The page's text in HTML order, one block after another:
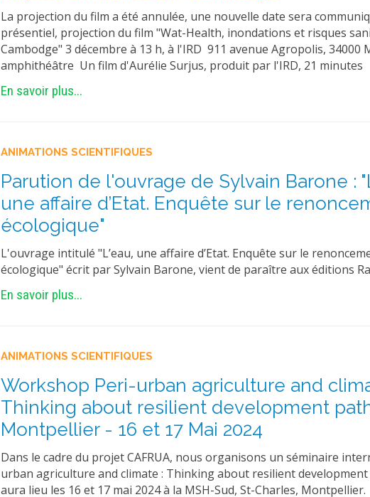
La projection du film a été annulée, une nouvelle date sera
présentiel, projection du film "Wat-Health, inondations et risques
Cambodge" 3 décembre à 13 h, à l'IRD 911 avenue Agropolis, 34000
amphithéâtre Un film d'Aurélie Surjus, produit par l'IRD, 21 minutes
En savoir plus...
ANIMATIONS SCIENTIFIQUES
Parution de l'ouvrage de Sylvain Barone :
une affaire d’Etat. Enquête sur le
écologique"
L'ouvrage intitulé "L’eau, une affaire d’Etat. Enquête sur le
écologique" écrit par Sylvain Barone, vient de paraître aux éditions
En savoir plus...
ANIMATIONS SCIENTIFIQUES
Workshop Peri-urban agriculture and
Thinking about resilient development
Montpellier - 16 et 17 Mai 2024
Dans le cadre du projet CAFRUA, nous organisons un séminaire
urban agriculture and climate : Thinking about resilient
aura lieu les 16 et 17 mai 2024 à la MSH-Sud, St-Charles, Montpellier.